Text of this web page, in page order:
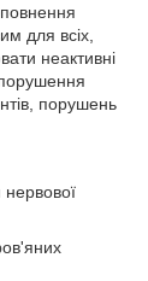
для всіх,
неактивні
порушення
порушень